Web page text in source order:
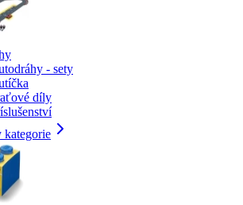
- sety
díly
kategorie